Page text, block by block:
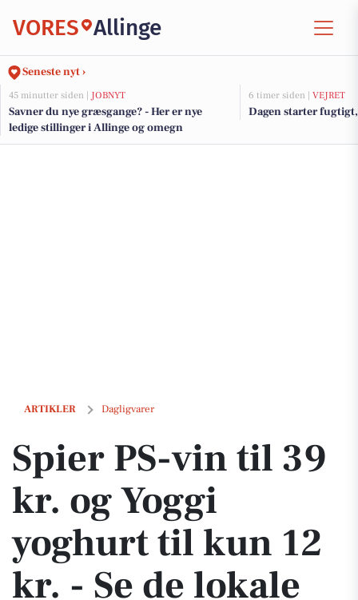
VORES Allinge
Seneste nyt ›
45 minutter siden | JOBNYT
Savner du nye græsgange? - Her er nye
ledige stillinger i Allinge og omegn
6 timer siden | VEJRET
Dagen starter
ARTIKLER Dagligvarer
Spier PS-vin til 39 kr. og Yoggi yoghurt til kun 12 kr. - Se de lokale
Spier PS-vin til 39
kr. og Yoggi
yoghurt til kun 12
kr. - Se de lokale